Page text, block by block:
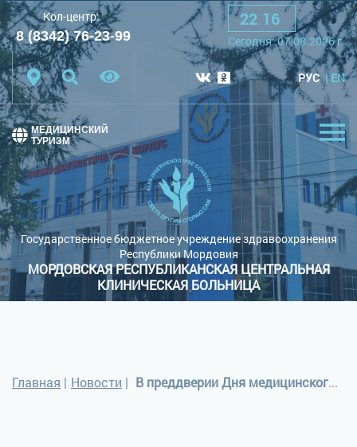
Шрифт: A A A
Цветовая схема: Черная схема
Обычный сайт
Кол-центр:
8 (8342) 76-23-99
22 16
Сегодня:07.08.2026г.
РУС EN
Государственное бюджетное учреждение здравоохранения
Республики Мордовия
МОРДОВСКАЯ РЕСПУБЛИКАНСКАЯ ЦЕНТРАЛЬНАЯ
КЛИНИЧЕСКАЯ БОЛЬНИЦА
МЕДИЦИНСКИЙ
ТУРИЗМ
Главная | Новости | В преддверии Дня медицинского работника в нашей больнице состоялось Торжественное собрание